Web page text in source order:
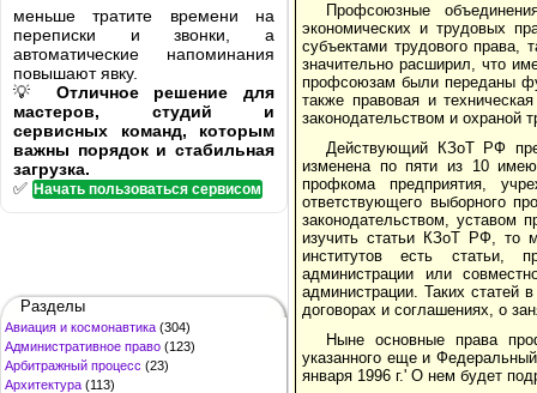
меньше тратите времени на
переписки и звонки, а
автоматические напоминания
повышают явку.
💡 Отличное решение для
мастеров, студий и
сервисных команд, которым
важны порядок и стабильная
загрузка.
✅ Начать пользоваться сервисом
Разделы
Авиация и космонавтика (304)
Административное право (123)
Арбитражный процесс (23)
Архитектура (113)
Профсоюзные
экономических и трудовых
субъектами трудового
значительно расширил, что
профсоюзам были переданы
также право­вая и
законодательством и охраной
Действующий КЗоТ РФ
изменена по пяти из 10
профкома предприятия,
ответствующего выборного
законодательством, уставом
изучить статьи КЗоТ РФ, то
институтов есть статьи,
администрации или
администрации. Таких статей
договорах и соглашениях, о
Ныне основные права
указанного еще и
января 1996 г.' О нем будет